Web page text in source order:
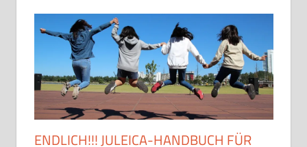
ENDLICH!!! JULEICA-HANDBUCH FÜR